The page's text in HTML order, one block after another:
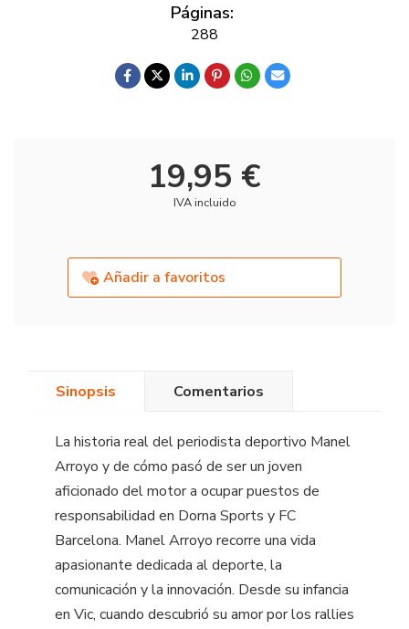
Páginas:
288
19,95 €
IVA incluido
Añadir a favoritos
Sinopsis Comentarios
La historia real del periodista deportivo Manel
Arroyo y de cómo pasó de ser un joven
aficionado del motor a ocupar puestos de
responsabilidad en Dorna Sports y FC
Barcelona. Manel Arroyo recorre una vida
apasionante dedicada al deporte, la
comunicación y la innovación. Desde su infancia
en Vic, cuando descubrió su amor por los rallies